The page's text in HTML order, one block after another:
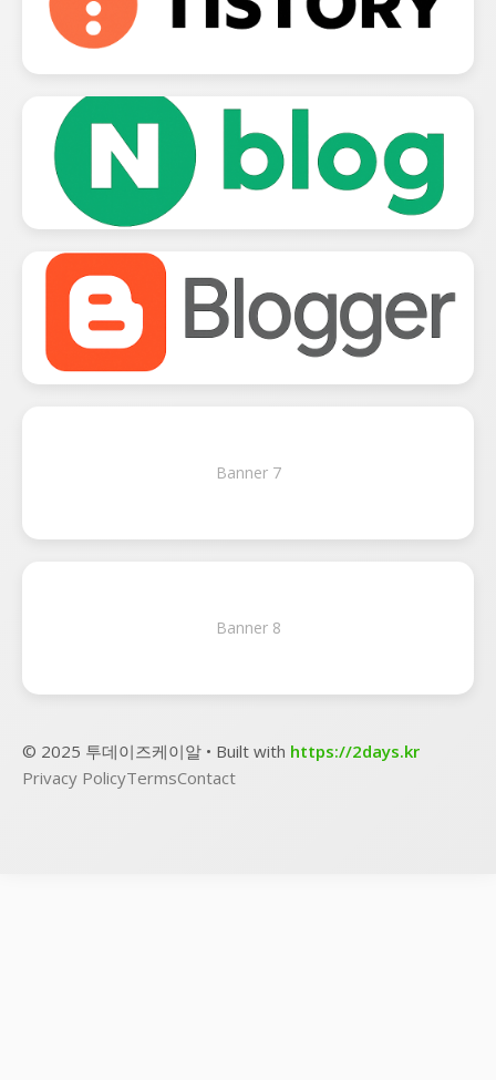
Banner 7
Banner 8
© 2025 투데이즈케이알 • Built with https://2days.kr
Privacy PolicyTermsContact